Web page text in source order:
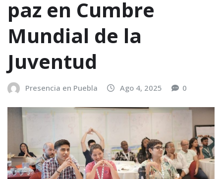
paz en Cumbre
Mundial de la
Juventud
Presencia en Puebla Ago 4, 2025 0